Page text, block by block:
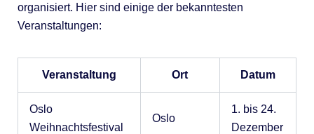
organisiert. Hier sind einige der bekanntesten
Veranstaltungen:
Veranstaltung Ort Datum
Oslo
Weihnachtsfestival
Oslo
1. bis 24.
Dezember